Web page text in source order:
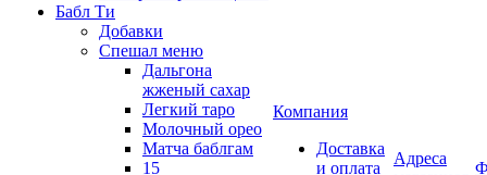
Бабл Ти
Добавки
Спешал меню
Дальгона
жженый сахар
Легкий таро
Молочный орео
Матча баблгам
15
Компания
Доставка
и оплата
Адреса